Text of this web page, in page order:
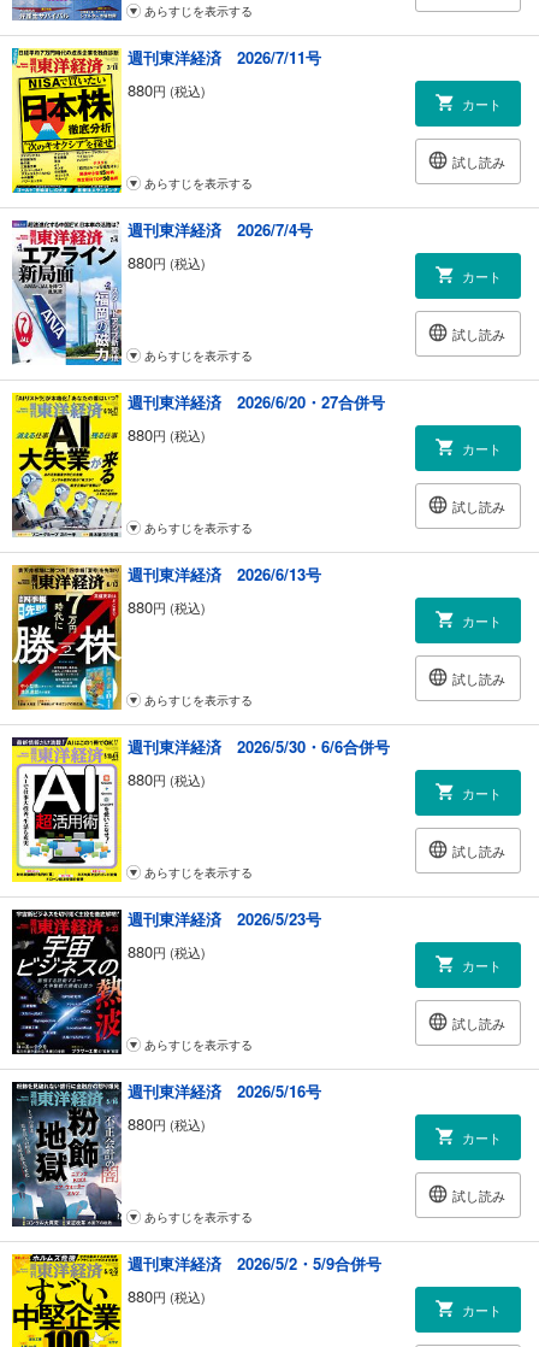
連載
｜経済を見る眼｜不毛の経済政策論争／小峰隆夫
｜Hot Issue｜（新連載）日本に寄付文化の定着を／小宮山 宏
｜トップに直撃｜（新連載）スタニスラブ・ベセラ●P&Gジャパン社長
｜少数異見｜無意味な自衛隊の明記 矛盾する憲法改正の論理
｜マネー潮流｜（新連載）「脱炭素」のパラドクス／髙井裕之
｜US Affairs｜（新連載）減税で実績欲しい共和党 「小さな政府」を棚上
げ／安井明彦
｜中国動態｜時代に逆行する習政治 強まる軍への締め付け／富坂 聰
｜グローバルアイ｜加速するEV コバルト不足は克服できるか／リチャー
ド・カッツ
｜フォーカス政治｜衆参「ねじれ」の野党 2大政党連合を目指せ／千田景
明
｜知の技法 出世の作法｜標準的な努力で習得できる表現法(8)／佐藤 優
｜人が集まる街｜（新連載）「住みたい街」に人口減の波｜横浜市南部
／牧野知弘
｜歴史の論理｜中華の所産だった韓国の「独島エビ」／岡本隆司
｜非常時の組織論｜仕事を通じてどんなときに幸せを感じるか／伊藤祐
靖
｜サラリーマン弾丸紀行｜ラグビーＷ杯観戦でイングランドへ／橋賀秀
紀
｜ブックス＆トレンズ｜『田舎の力が未来をつくる！』を書いた金丸弘
美氏に聞く
｜平成経済の証言｜（新連載）幻に終わった３団体統合案 財界の衰退は
必然／牛尾治朗
｜Readers＆Editors｜読者の手紙、編集部から
あらすじを表示する
週刊東洋経済 2026/7/11号
880円 (税込)
カート
試し読み
あらすじを表示する
週刊東洋経済 2026/7/4号
880円 (税込)
カート
試し読み
あらすじを表示する
週刊東洋経済 2026/6/20・27合併号
880円 (税込)
カート
試し読み
あらすじを表示する
週刊東洋経済 2026/6/13号
880円 (税込)
カート
試し読み
あらすじを表示する
週刊東洋経済 2026/5/30・6/6合併号
880円 (税込)
カート
試し読み
あらすじを表示する
週刊東洋経済 2026/5/23号
880円 (税込)
カート
試し読み
あらすじを表示する
週刊東洋経済 2026/5/16号
880円 (税込)
カート
試し読み
あらすじを表示する
週刊東洋経済 2026/5/2・5/9合併号
880円 (税込)
カート